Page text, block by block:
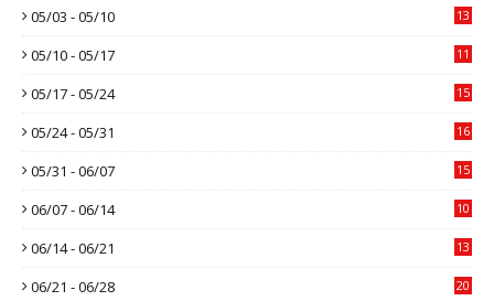
05/03 - 05/10 13
05/10 - 05/17 11
05/17 - 05/24 15
05/24 - 05/31 16
05/31 - 06/07 15
06/07 - 06/14 10
06/14 - 06/21 13
06/21 - 06/28 20